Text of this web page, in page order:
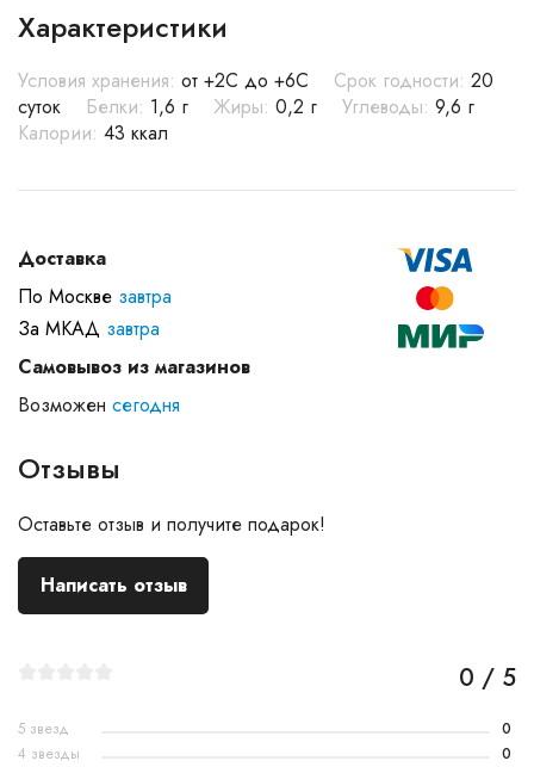
Характеристики
Условия хранения: от +2C до +6С Срок годности: 20
суток
Белки: 1,6 г Жиры: 0,2 г Углеводы: 9,6 г
Калории: 43 ккал
Доставка
По Москве завтра
За МКАД завтра
Самовывоз из магазинов
Возможен сегодня
Отзывы
Оставьте отзыв и получите подарок!
Написать отзыв
0 / 5
5 звезд
0
4 звезды
0